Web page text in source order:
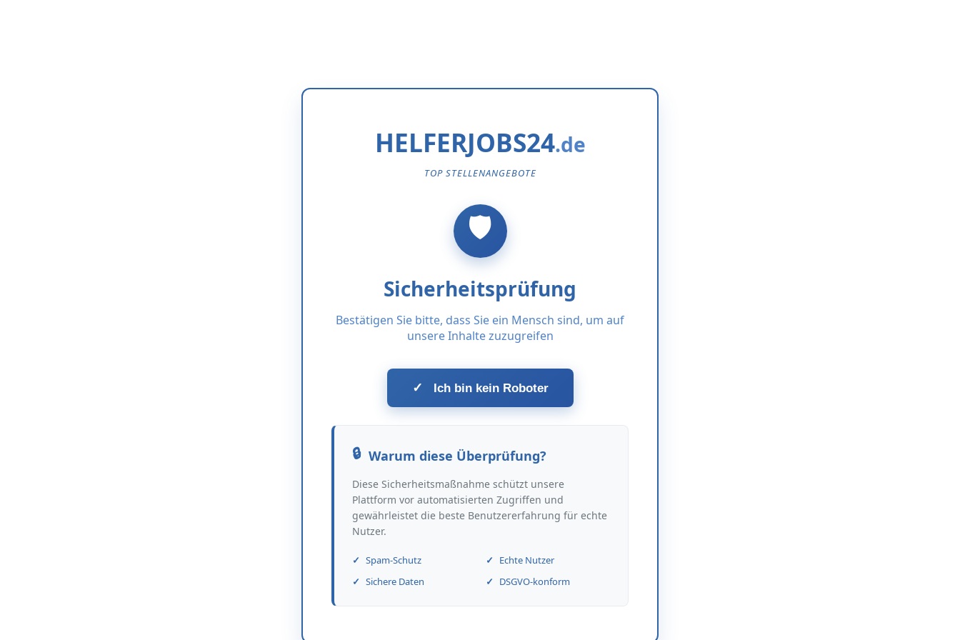
HELFERJOBS24
TOP STELLENANGEBOTE
Sicherheitsprüfung
Bestätigen Sie bitte, dass Sie ein Mensch sind, um auf
unsere Inhalte zuzugreifen
✓ Ich bin kein Roboter
Warum diese Überprüfung?
Diese Sicherheitsmaßnahme schützt unsere
Plattform vor automatisierten Zugriffen und
gewährleistet die beste Benutzererfahrung für echte
Nutzer.
Spam-Schutz
Echte Nutzer
Sichere Daten
DSGVO-konform